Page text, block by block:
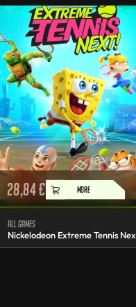
28,84€ MORE
All games
Nickelodeon Extreme Tennis